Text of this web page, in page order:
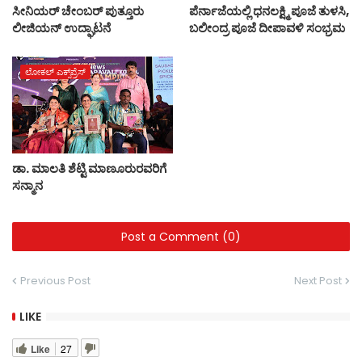
ಸೀನಿಯರ್ ಚೇಂಬರ್ ಪುತ್ತೂರು
ಲೀಜಿಯನ್ ಉದ್ಘಾಟನೆ
ಪೆರ್ನಾಜೆಯಲ್ಲಿ ಧನಲಕ್ಷ್ಮಿ ಪೂಜೆ ತುಳಸಿ,
ಬಲೀಂದ್ರ ಪೂಜೆ ದೀಪಾವಳಿ ಸಂಭ್ರಮ
ಲೋಕಲ್ ಎಕ್ಸ್‌ಪ್ರೆಸ್
ಡಾ. ಮಾಲತಿ ಶೆಟ್ಟಿ ಮಾಣೂರುರವರಿಗೆ
ಸನ್ಮಾನ
Post a Comment (0)
Previous Post Next Post
LIKE
Like 27